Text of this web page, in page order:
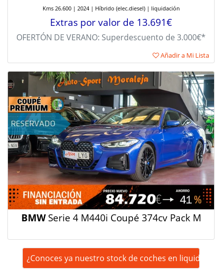
Kms 26.600 | 2024 | Híbrido (elec.diesel) | liquidación
Extras por valor de 13.691€
OFERTÓN DE VERANO: Superdescuento de 3.000€*
Añadir a Mi Lista
BMWSerie 4 M440i Coupé 374cv Pack M
¿Conoces ya nuestro stock de coches en